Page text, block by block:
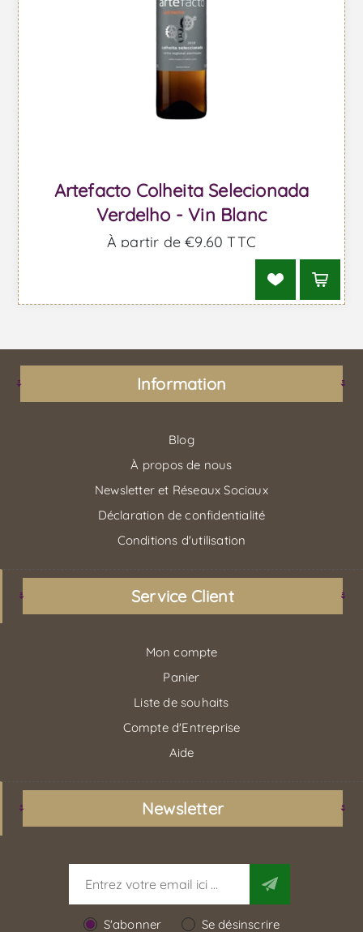
Artefacto Colheita Selecionada
Verdelho - Vin Blanc
À partir de €9,60 TTC
Information
Blog
À propos de nous
Newsletter et Réseaux Sociaux
Déclaration de confidentialité
Conditions d'utilisation
Service Client
Mon compte
Panier
Liste de souhaits
Compte d'Entreprise
Aide
Newsletter
S'abonner Se désinscrire